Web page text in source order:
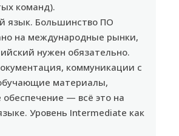
команд).
язык. Большинство ПО
на международные рынки,
нужен обязательно.
коммуникации с
материалы,
обеспечение — всё это на
Уровень Intermediate как